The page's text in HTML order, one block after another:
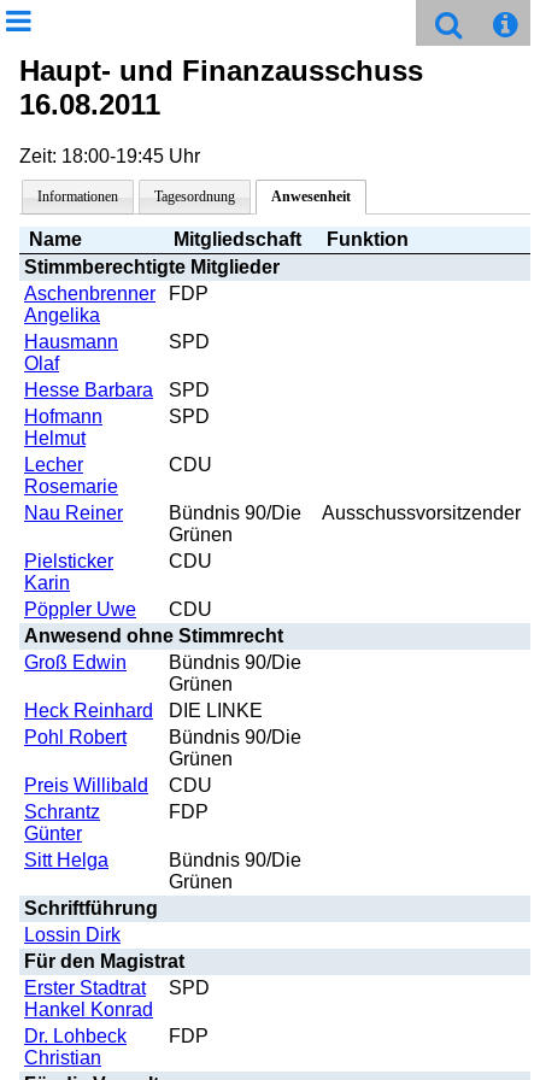
Haupt- und Finanzausschuss
16.08.2011
Zeit: 18:00-19:45 Uhr
Informationen Tagesordnung Anwesenheit
Name Mitgliedschaft
Funktion
Stimmberechtigte Mitglieder
Aschenbrenner
Angelika
FDP
Hausmann
Olaf
SPD
Hesse Barbara
SPD
Hofmann
Helmut
SPD
Lecher
Rosemarie
CDU
Nau Reiner
Bündnis 90/Die
Grünen
Ausschussvorsitzender
Pielsticker
Karin
CDU
Pöppler Uwe
CDU
Anwesend ohne Stimmrecht
Groß Edwin
Bündnis 90/Die
Grünen
Heck Reinhard
DIE LINKE
Pohl Robert
Bündnis 90/Die
Grünen
Preis Willibald
CDU
Schrantz
Günter
FDP
Sitt Helga
Bündnis 90/Die
Grünen
Schriftführung
Lossin Dirk
Für den Magistrat
Erster Stadtrat
Hankel Konrad
SPD
Dr. Lohbeck
Christian
FDP